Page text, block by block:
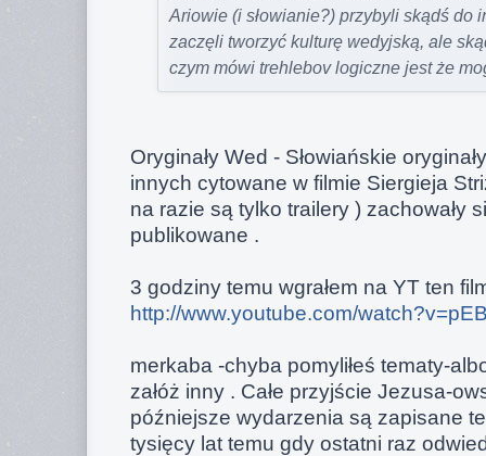
Ariowie (i słowianie?) przybyli skądś do
zaczęli tworzyć kulturę wedyjską, ale
czym mówi trehlebov logiczne jest że
Oryginały Wed - Słowiańskie
innych cytowane w filmie Siergieja
na razie są tylko trailery ) zachowały
publikowane .
3 godziny temu wgrałem na YT ten
http://www.youtube.com/
merkaba -chyba pomyliłeś tematy-
załóż inny . Całe przyjście Jezusa-
późniejsze wydarzenia są zapisane
tysięcy lat temu gdy ostatni raz